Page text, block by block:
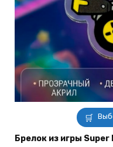
Брелок из игры